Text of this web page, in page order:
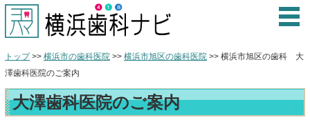
トップ>> 横浜市の歯科医院 >> 横浜市旭区の歯科医院 >> 横浜市旭区の歯科 大
澤歯科医院のご案内
大澤歯科医院のご案内